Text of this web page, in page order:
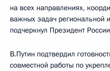
на всех направлениях,
важных задач региональной
подчеркнул Президент
В.Путин подтвердил
совместной работы по